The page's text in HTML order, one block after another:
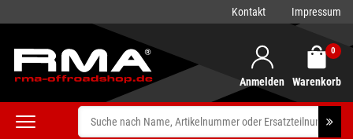
Kontakt Impressum
Anmelden
0
Warenkorb